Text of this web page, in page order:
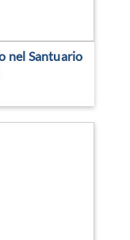
nel Santuario